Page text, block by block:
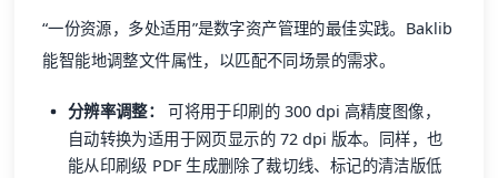
“一份资源，多处适用”是数字资产管理的最佳实践。Baklib
能智能地调整文件属性，以匹配不同场景的需求。
分辨率调整： 可将用于印刷的 300 dpi 高精度图像，
自动转换为适用于网页显示的 72 dpi 版本。同样，也
能从印刷级 PDF 生成删除了裁切线、标记的清洁版低